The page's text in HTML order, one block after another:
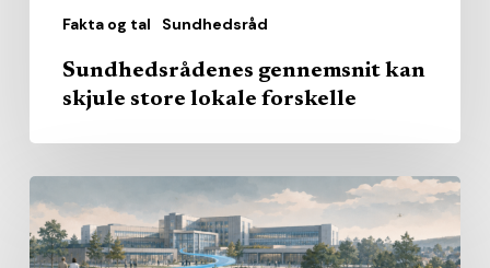
Fakta og tal Sundhedsråd
Sundhedsrådenes gennemsnit kan
skjule store lokale forskelle
nære
sundhed